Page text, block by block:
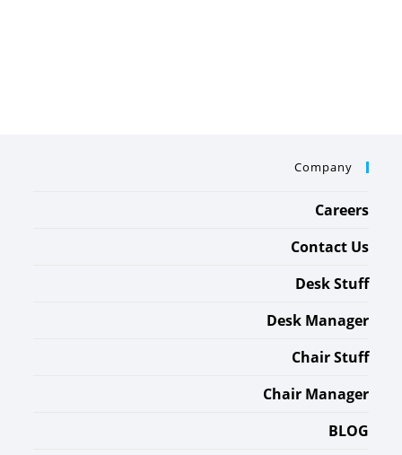
Company
Careers
Contact Us
Desk Stuff
Desk Manager
Chair Stuff
Chair Manager
BLOG